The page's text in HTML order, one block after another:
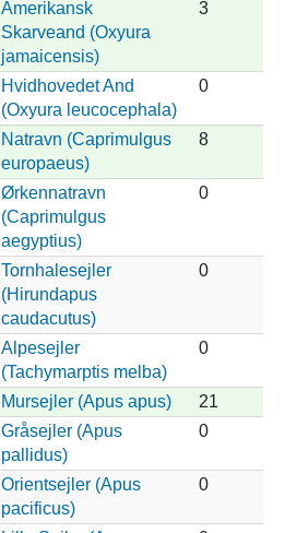
Amerikansk
Skarveand (Oxyura
jamaicensis)
3
Hvidhovedet And
(Oxyura leucocephala)
0
Natravn (Caprimulgus
europaeus)
8
Ørkennatravn
(Caprimulgus
aegyptius)
0
Tornhalesejler
(Hirundapus
caudacutus)
0
Alpesejler
(Tachymarptis melba)
0
Mursejler (Apus apus)
21
Gråsejler (Apus
pallidus)
0
Orientsejler (Apus
pacificus)
0